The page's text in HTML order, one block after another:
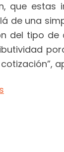
que
de una
del tipo de